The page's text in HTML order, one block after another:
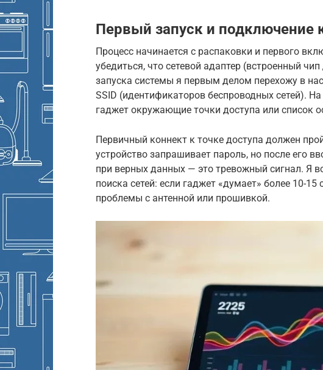
Первый запуск и подключение
Процесс начинается с распаковки и первого
убедиться, что сетевой адаптер (встроенный
запуска системы я первым делом перехожу в
SSID (идентификаторов беспроводных сетей).
гаджет окружающие точки доступа или список
Первичный коннект к точке доступа должен
устройство запрашивает пароль, но после его
при верных данных — это тревожный сигнал. Я
поиска сетей: если гаджет «думает» более 10-
проблемы с антенной или прошивкой.